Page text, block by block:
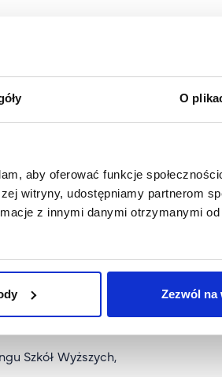
O
aby oferować funkcje
witryny, udostępniamy partnerom
z innymi danymi otrzymanymi od
Zezwól na
rankingowej czuwała Kapituła
przewodniczący Polskiego
Kapituły, były sędzia
Urzędu Patentowego RP,
Informatyki i Mechaniki
Banków Polskich,
PAN, były rektor
Przetwarzania Informacji,
Szkół Wyższych,